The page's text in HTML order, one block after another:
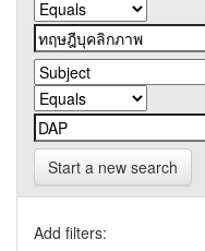
Start a new search
Add filters: